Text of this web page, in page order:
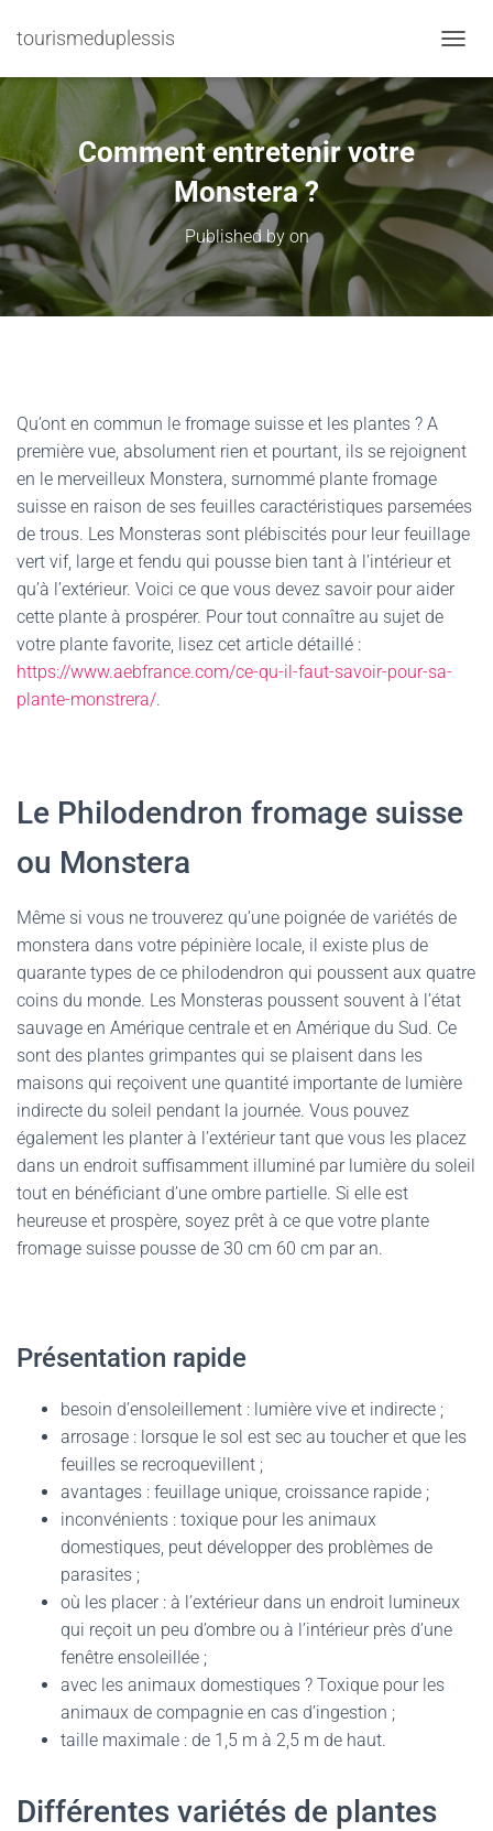
tourismeduplessis
Comment entretenir votre
Monstera ?
Published by on
Qu’ont en commun le fromage suisse et les plantes ? A
première vue, absolument rien et pourtant, ils se rejoignent
en le merveilleux Monstera, surnommé plante fromage
suisse en raison de ses feuilles caractéristiques parsemées
de trous. Les Monsteras sont plébiscités pour leur feuillage
vert vif, large et fendu qui pousse bien tant à l’intérieur et
qu’à l’extérieur. Voici ce que vous devez savoir pour aider
cette plante à prospérer. Pour tout connaître au sujet de
votre plante favorite, lisez cet article détaillé :
https://www.aebfrance.com/ce-qu-il-faut-savoir-pour-sa-
plante-monstrera/.
Le Philodendron fromage suisse
ou Monstera
Même si vous ne trouverez qu’une poignée de variétés de
monstera dans votre pépinière locale, il existe plus de
quarante types de ce philodendron qui poussent aux quatre
coins du monde. Les Monsteras poussent souvent à l’état
sauvage en Amérique centrale et en Amérique du Sud. Ce
sont des plantes grimpantes qui se plaisent dans les
maisons qui reçoivent une quantité importante de lumière
indirecte du soleil pendant la journée. Vous pouvez
également les planter à l’extérieur tant que vous les placez
dans un endroit suffisamment illuminé par lumière du soleil
tout en bénéficiant d’une ombre partielle. Si elle est
heureuse et prospère, soyez prêt à ce que votre plante
fromage suisse pousse de 30 cm 60 cm par an.
Présentation rapide
besoin d’ensoleillement : lumière vive et indirecte ;
arrosage : lorsque le sol est sec au toucher et que les
feuilles se recroquevillent ;
avantages : feuillage unique, croissance rapide ;
inconvénients : toxique pour les animaux
domestiques, peut développer des problèmes de
parasites ;
où les placer : à l’extérieur dans un endroit lumineux
qui reçoit un peu d’ombre ou à l’intérieur près d’une
fenêtre ensoleillée ;
avec les animaux domestiques ? Toxique pour les
animaux de compagnie en cas d’ingestion ;
taille maximale : de 1,5 m à 2,5 m de haut.
Différentes variétés de plantes